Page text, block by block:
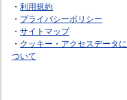
・ 利用規約
・ プライバシーポリシー
・ サイトマップ
・ クッキー・アクセスデータに
ついて